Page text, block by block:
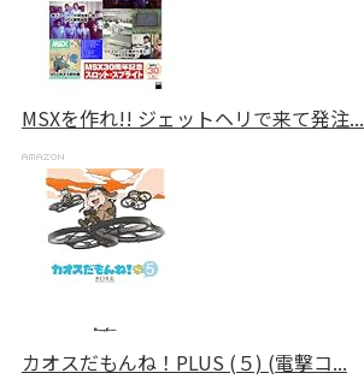
MSXを作れ!! ジェットヘリで来て発注...
カオスだもんね！PLUS (５) (電撃コ...